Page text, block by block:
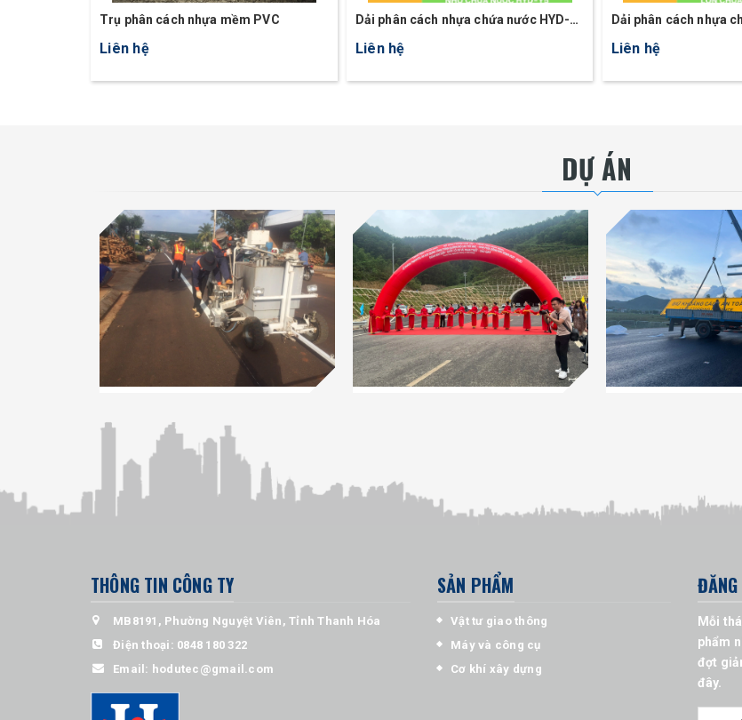
Trụ phân cách nhựa mềm PVC
Liên hệ
Dải phân cách nhựa chứa nước HYD-
Liên hệ
Dải phân cách nhựa
Liên hệ
DỰ ÁN
THÔNG TIN CÔNG TY
MB8191, Phường Nguyệt Viên, Tỉnh Thanh Hóa
Điện thoại: 0848 180 322
Email: hodutec@gmail.com
SẢN PHẨM
Vật tư giao thông
Máy và công cụ
Cơ khí xây dựng
Mỗi
phẩm
đợt
đây.